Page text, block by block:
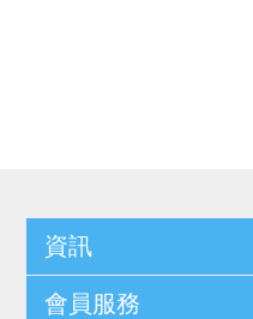
資訊
會員服務